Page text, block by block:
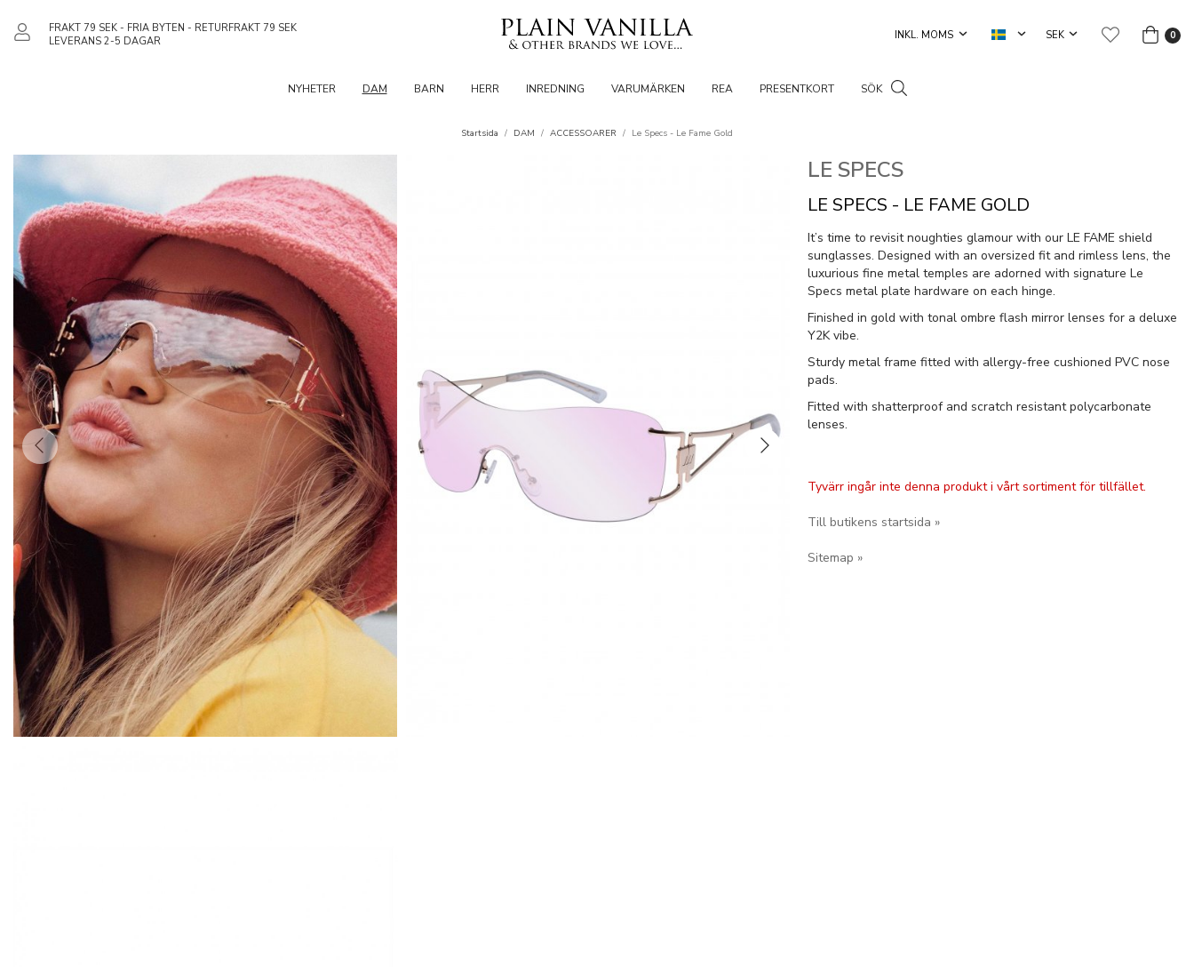
FRAKT 79 SEK - FRIA BYTEN - RETURFRAKT 79 SEK
LEVERANS 2-5 DAGAR
0
NYHETER DAM BARN HERR INREDNING VARUMÄRKEN REA PRESENTKORT SÖK
Startsida / DAM / ACCESSOARER / Le Specs - Le Fame Gold
LE SPECS
LE SPECS - LE FAME GOLD
It’s time to revisit noughties glamour with our LE FAME shield
sunglasses. Designed with an oversized fit and rimless lens, the
luxurious fine metal temples are adorned with signature Le
Specs metal plate hardware on each hinge.
Finished in gold with tonal ombre flash mirror lenses for a deluxe
Y2K vibe.
Sturdy metal frame fitted with allergy-free cushioned PVC nose
pads.
Fitted with shatterproof and scratch resistant polycarbonate
lenses.
Tyvärr ingår inte denna produkt i vårt sortiment för tillfället.
Till butikens startsida »
Sitemap »